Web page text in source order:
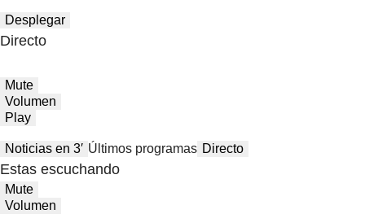
Desplegar
Directo
Mute
Volumen
Play
Noticias en 3′ Últimos programas Directo
Estas escuchando
Mute
Volumen